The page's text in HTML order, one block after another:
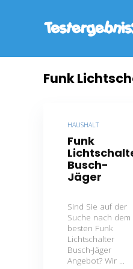
Funk
HAUSHALT
Funk
Busch-
Jäger
Sind Sie auf der
Suche nach dem
besten Funk
Lichtschalter
Busch-Jäger
Angebot? Wir ...